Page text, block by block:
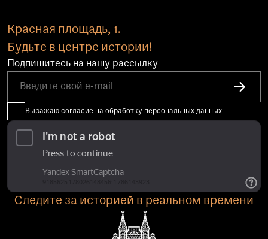
Красная площадь, 1.
Будьте в центре истории!
Подпишитесь на нашу рассылку
Выражаю согласие на обработку персональных данных
Следите за историей в реальном времени